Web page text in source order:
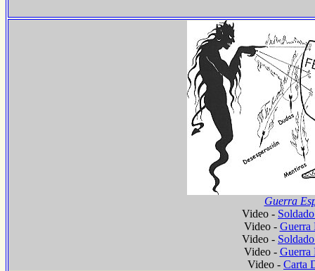
Guerra
Video -
Video - Guerra
Video -
Video - Guerra
Video - Carta